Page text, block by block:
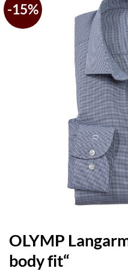
-15%
OLYMP
body fit“